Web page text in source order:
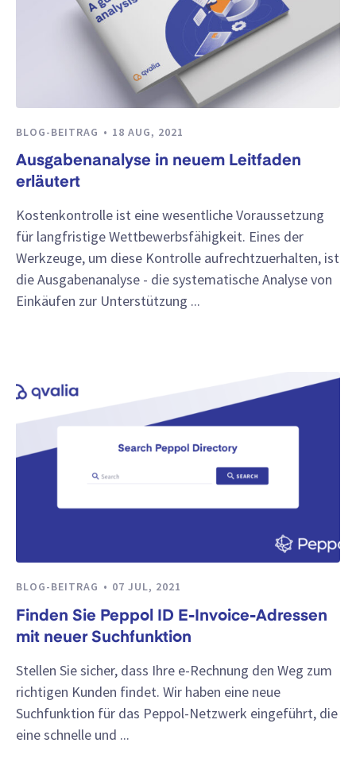
BLOG-BEITRAG 18 AUG, 2021
Ausgabenanalyse in neuem Leitfaden
erläutert
Kostenkontrolle ist eine wesentliche Voraussetzung
für langfristige Wettbewerbsfähigkeit. Eines der
Werkzeuge, um diese Kontrolle aufrechtzuerhalten, ist
die Ausgabenanalyse - die systematische Analyse von
Einkäufen zur Unterstützung ...
BLOG-BEITRAG 07 JUL, 2021
Finden Sie Peppol ID E-Invoice-Adressen
mit neuer Suchfunktion
Stellen Sie sicher, dass Ihre e-Rechnung den Weg zum
richtigen Kunden findet. Wir haben eine neue
Suchfunktion für das Peppol-Netzwerk eingeführt, die
eine schnelle und ...